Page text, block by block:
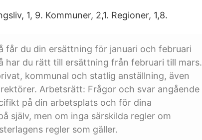
1, 9. Kommuner, 2,1. Regioner, 1,8.
får du din ersättning för januari och februari
har du rätt till ersättning från februari till mars.
kommunal och statlig anställning, även
Arbetsrätt: Frågor och svar angående
på din arbetsplats och för dina
själv, men om inga särskilda regler om
regler som gäller.